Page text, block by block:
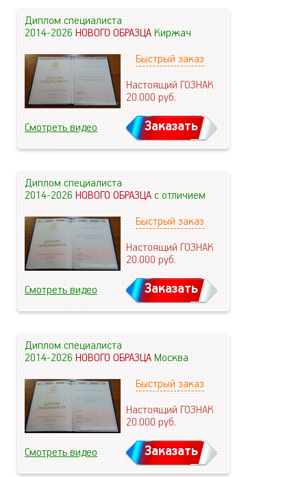
Диплом специалиста
2014-2026НОВОГО ОБРАЗЦАКиржач
Быстрый заказ
Настоящий ГОЗНАК
20.000руб.
Смотреть видео Заказать
Диплом специалиста
2014-2026НОВОГО ОБРАЗЦАс отличием
Быстрый заказ
Настоящий ГОЗНАК
20.000руб.
Смотреть видео Заказать
Диплом специалиста
2014-2026НОВОГО ОБРАЗЦАМосква
Быстрый заказ
Настоящий ГОЗНАК
20.000руб.
Смотреть видео Заказать